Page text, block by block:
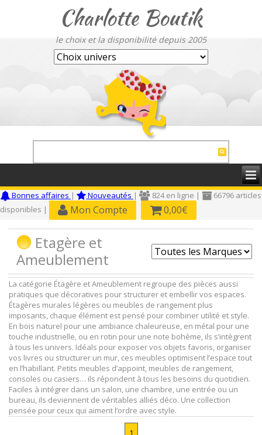
Charlotte Boutik
le choix et la disponibilité depuis 2005
Bonnes affaires | Nouveautés | 824 en ligne |
66796 articles
disponibles |
Mon Compte 0,00€
Etagère et
Ameublement
La catégorie Étagère et Ameublement regroupe des pièces aussi
pratiques que décoratives pour structurer et embellir vos espaces.
Étagères murales légères ou meubles de rangement plus
imposants, chaque élément est pensé pour combiner utilité et style.
En bois naturel pour une ambiance chaleureuse, en métal pour une
touche industrielle, ou en rotin pour une note bohème, ils s’intègrent
à tous les univers. Idéals pour exposer vos objets favoris, organiser
vos livres ou structurer un mur, ces meubles optimisent l’espace tout
en l’habillant. Petits meubles d’appoint, meubles de rangement,
consoles ou casiers… ils répondent à tous les besoins du quotidien.
Faciles à intégrer dans un salon, une chambre, une entrée ou un
bureau, ils deviennent de véritables alliés déco. Une collection
pensée pour ceux qui aiment l’ordre avec style.
1